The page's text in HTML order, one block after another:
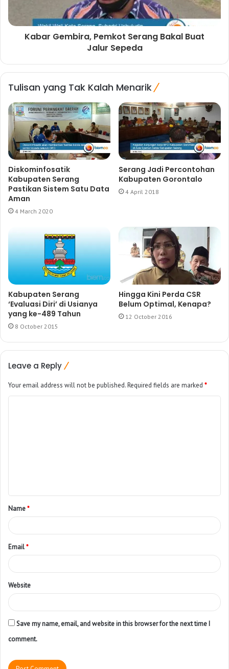
Kabar Gembira, Pemkot Serang Bakal Buat
Jalur Sepeda
Tulisan yang Tak Kalah Menarik
Diskominfosatik
Kabupaten Serang
Pastikan Sistem Satu Data
Aman
4 March 2020
Serang Jadi Percontohan
Kabupaten Gorontalo
4 April 2018
Kabupaten Serang
‘Evaluasi Diri’ di Usianya
yang ke-489 Tahun
8 October 2015
Hingga Kini Perda CSR
Belum Optimal, Kenapa?
12 October 2016
Leave a Reply
Your email address will not be published.Required fields are marked *
Name*
Email*
Website
Save my name, email, and website in this browser for the next time I
comment.